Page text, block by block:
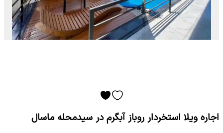
اجاره ویلا استخردار روباز آبگرم در سیدمحله ماسال